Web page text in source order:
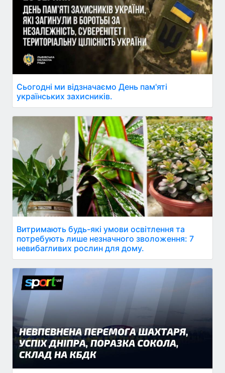
Сьогодні ми відзначаємо День пам'яті
українських захисників.
Витримають будь-які умови освітлення та
потребують лише незначного зволоження: 7
невибагливих рослин для дому.